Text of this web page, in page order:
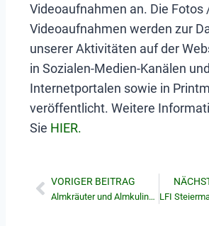
Videoaufnahmen an. Die Fotos
Videoaufnahmen werden zur
unserer Aktivitäten auf der
in Sozialen-Medien-Kanälen und
Internetportalen sowie in
veröffentlicht. Weitere
Sie HIER.
VORIGER BEITRAG
Almkräuter und Almkulinarik